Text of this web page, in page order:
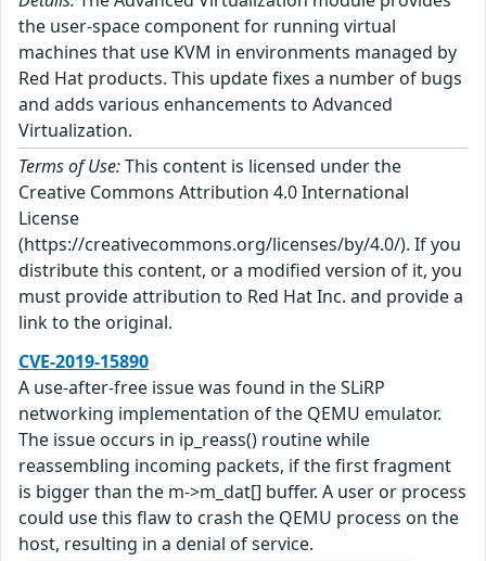
the user-space component for running virtual
machines that use KVM in environments managed by
Red Hat products. This update fixes a number of bugs
and adds various enhancements to Advanced
Virtualization.
Terms of Use:This content is licensed under the
Creative Commons Attribution 4.0 International
License
(https://creativecommons.org/licenses/by/4.0/). If you
distribute this content, or a modified version of it, you
must provide attribution to Red Hat Inc. and provide a
link to the original.
CVE-2019-15890
A use-after-free issue was found in the SLiRP
networking implementation of the QEMU emulator.
The issue occurs in ip_reass() routine while
reassembling incoming packets, if the first fragment
is bigger than the m->m_dat[] buffer. A user or process
could use this flaw to crash the QEMU process on the
host, resulting in a denial of service.